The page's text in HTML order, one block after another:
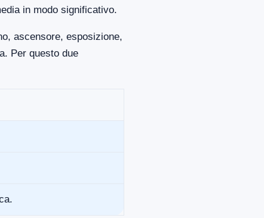
in modo significativo.
ascensore, esposizione,
Per questo due